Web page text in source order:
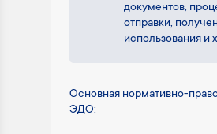
документов,
отправки,
использования и
Основная нормативно-
ЭДО: